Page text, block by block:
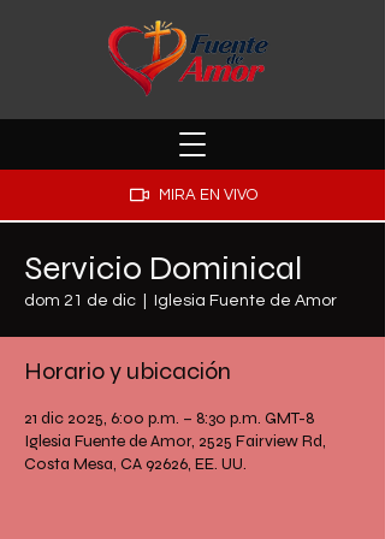
MIRA EN VIVO
Servicio Dominical
dom 21 de dic Iglesia Fuente de Amor
Horario y ubicación
21 dic 2025, 6:00 p.m. – 8:30 p.m. GMT-8
Iglesia Fuente de Amor, 2525 Fairview Rd,
Costa Mesa, CA 92626, EE. UU.